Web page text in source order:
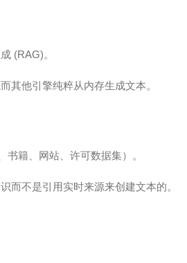
(RAG)。
其他引擎纯粹从内存生成文本。
书籍、网站、许可数据集）。
而不是引用实时来源来创建文本的。